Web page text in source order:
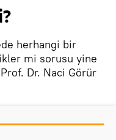
herhangi bir
mi sorusu yine
Dr. Naci Görür